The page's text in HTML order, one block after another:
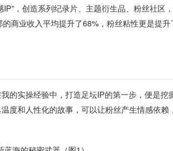
，创造系列纪录片、主题衍生品、粉丝社区
商业收入平均提升了68%，粉丝粘性更是提升
的实操经验中，打造足坛IP的第一步，便是挖
度和人性化的故事，可以让粉丝产生情感依赖